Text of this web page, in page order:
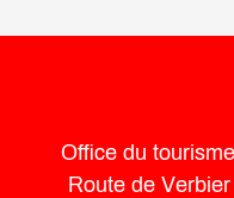
Office du
Route de